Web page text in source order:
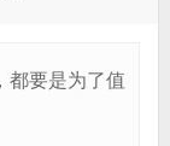
都要是为了值